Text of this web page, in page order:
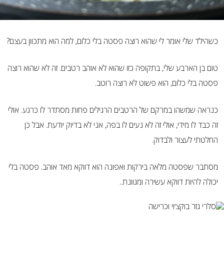
כשהילד שלי אומר לי שהוא רוצה פסטה בלי כלום, למה הוא מתכוון בעצם?
טום בן הארבע שלי, בתקופה כזו שהוא לא אוהב רטבים. זה לא שהוא רוצה
פסטה בלי כלום, הוא פשוט לא רוצה רוטב.
כנראה שמשהו במרקם של הרטבים הרגילים פחות מסתדר לו כרגע. אולי
זה כבד לו מידי, אולי זה לא נעים לו בפה, אני לא בדיוק יודעת. אבל כן
החלטתי לעצור ולבדוק.
מסתבר שפסטה מלאה בירקות ואפונה הוא דווקא מאד אוהב. פסטה בלי
יכולה להיות דווקא עשירה ומגוונת..